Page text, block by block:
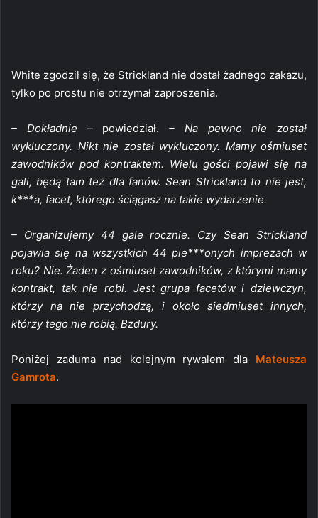
White zgodził się, że Strickland nie dostał żadnego zakazu,
tylko po prostu nie otrzymał zaproszenia.
– Dokładnie –powiedział. – Na pewno nie został
wykluczony. Nikt nie został wykluczony. Mamy ośmiuset
zawodników pod kontraktem. Wielu gości pojawi się na
gali, będą tam też dla fanów. Sean Strickland to nie jest,
k***a, facet, którego ściągasz na takie wydarzenie.
– Organizujemy 44 gale rocznie. Czy Sean Strickland
pojawia się na wszystkich 44 pie***onych imprezach w
roku? Nie. Żaden z ośmiuset zawodników, z którymi mamy
kontrakt, tak nie robi. Jest grupa facetów i dziewczyn,
którzy na nie przychodzą, i około siedmiuset innych,
którzy tego nie robią. Bzdury.
Poniżej zaduma nad kolejnym rywalem dla Mateusza
Gamrota.